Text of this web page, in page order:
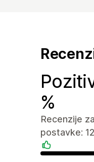
%
Recenzije
postavke: 12
Pozitivne